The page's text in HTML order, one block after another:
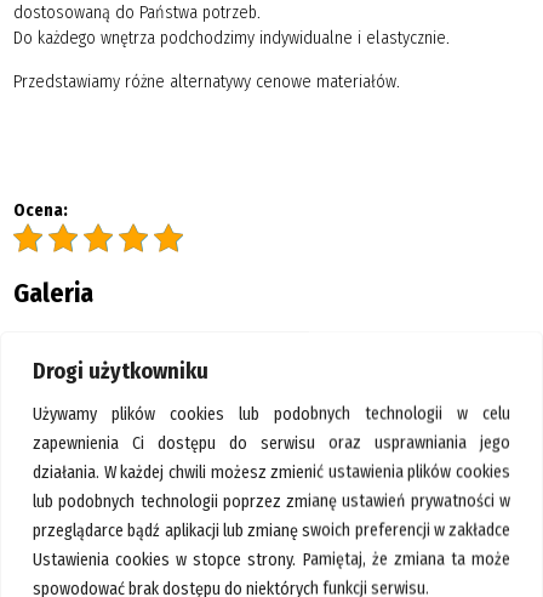
Drogi użytkowniku
Używamy plików cookies lub podobnych technologii w celu
zapewnienia Ci dostępu do serwisu oraz usprawniania jego
działania. W każdej chwili możesz zmienić ustawienia plików cookies
lub podobnych technologii poprzez zmianę ustawień prywatności w
przeglądarce bądź aplikacji lub zmianę swoich preferencji w zakładce
Ustawienia cookies w stopce strony. Pamiętaj, że zmiana ta może
spowodować brak dostępu do niektórych funkcji serwisu.
PAWILONY DO WYNAJĘCIA
GALERIA
dostosowaną do Państwa potrzeb.
Do każdego wnętrza podchodzimy indywidualne i elastycznie.
Przedstawiamy różne alternatywy cenowe materiałów.
Ocena:
Galeria